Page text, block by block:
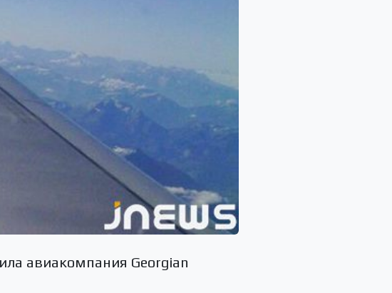
авиакомпания Georgian